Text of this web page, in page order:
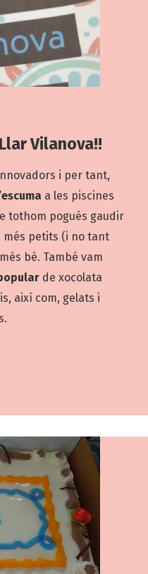
Vilanova!!
i per tant,
a les piscines
tothom pogués gaudir
més petits (i no tant
bé. També vam
de xocolata
així com, gelats i